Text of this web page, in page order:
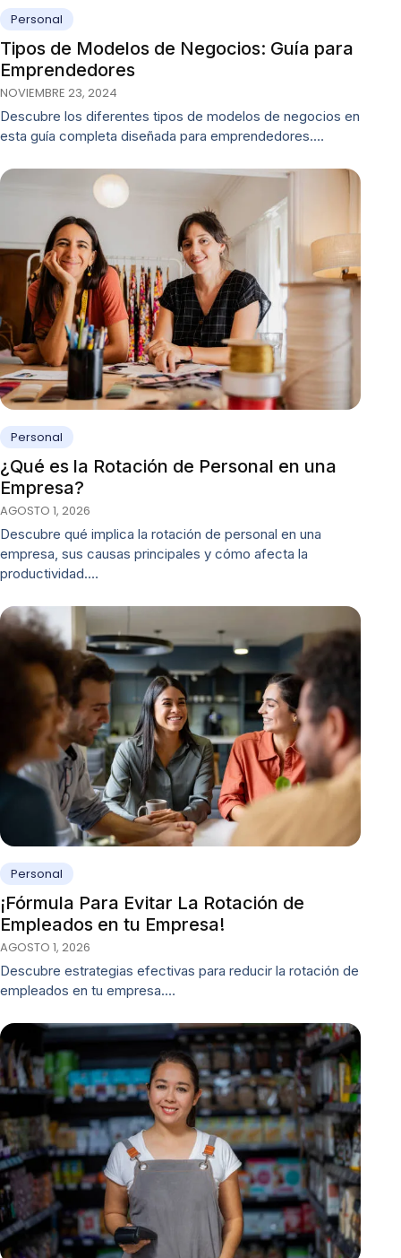
Personal
Tipos de Modelos de Negocios: Guía para
Emprendedores
NOVIEMBRE 23, 2024
Descubre los diferentes tipos de modelos de negocios en
esta guía completa diseñada para emprendedores.…
Personal
¿Qué es la Rotación de Personal en una
Empresa?
AGOSTO 1, 2026
Descubre qué implica la rotación de personal en una
empresa, sus causas principales y cómo afecta la
productividad.…
Personal
¡Fórmula Para Evitar La Rotación de
Empleados en tu Empresa!
AGOSTO 1, 2026
Descubre estrategias efectivas para reducir la rotación de
empleados en tu empresa.…